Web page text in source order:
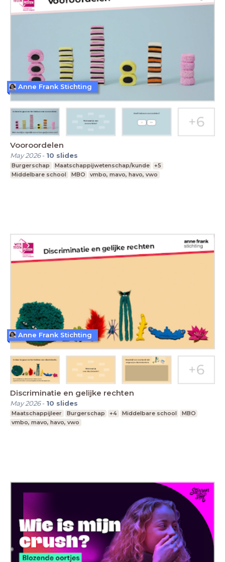
Vooroordelen
May 2026- 10 slides
Burgerschap Maatschappijwetenschap/kunde
+5
Middelbare school
MBO vmbo, mavo, havo, vwo
Anne Frank Stichting
Discriminatie en gelijke rechten
May 2026- 10 slides
Maatschappijleer Burgerschap +4 Middelbare school
MBO
vmbo, mavo, havo, vwo
Anne Frank Stichting